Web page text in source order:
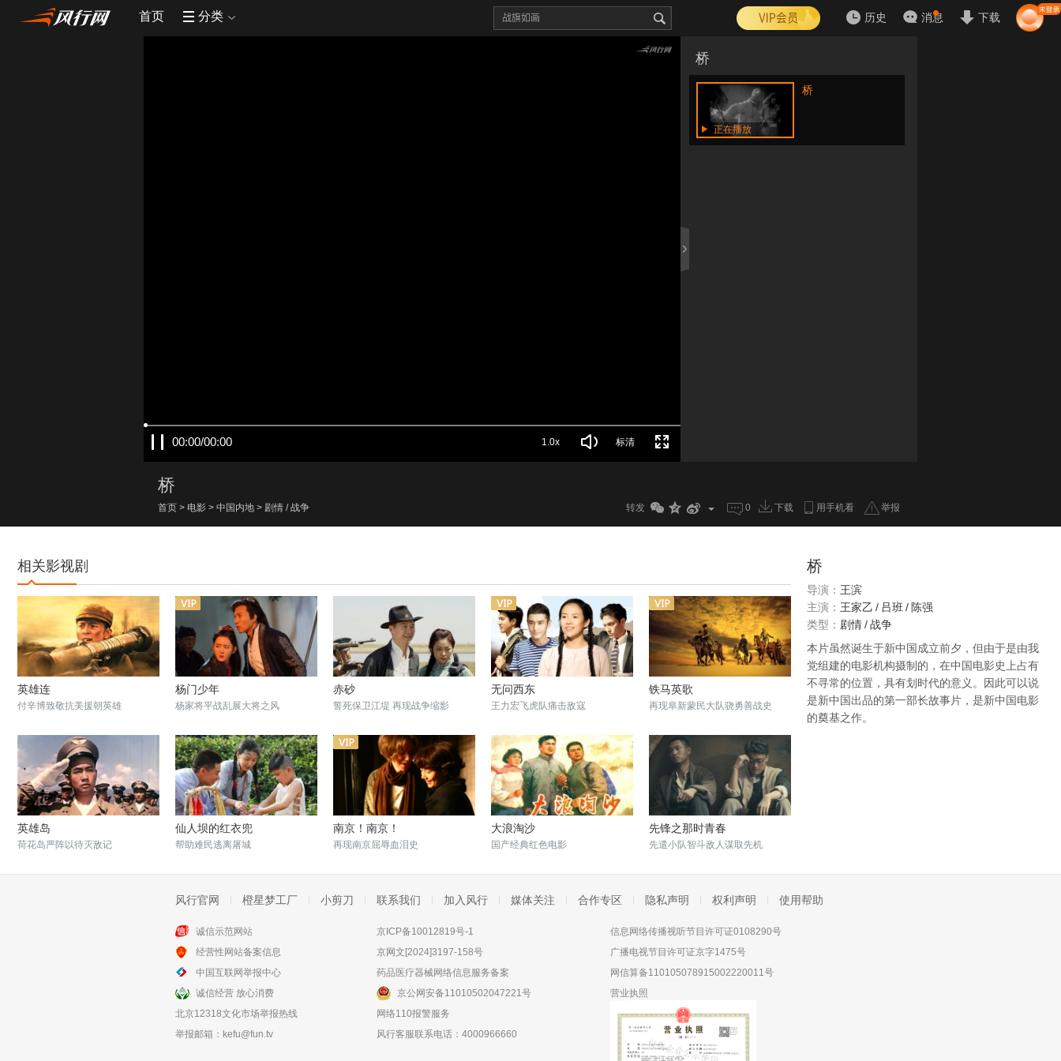
首页 分类 历史 消息 下载
00:00/00:00 1.0x 标清
桥
正在播放
桥
桥
首页 > 电影 > 中国内地 > 剧情 / 战争 转发 0 下载 用手机看 举报
相关影视剧
英雄连
付辛博致敬抗美援朝英雄
杨门少年
杨家将平战乱展大将之风
赤砂
誓死保卫江堤 再现战争缩影
无问西东
王力宏飞虎队痛击敌寇
铁马英歌
再现阜新蒙民大队骁勇善战史
英雄岛
荷花岛严阵以待灭敌记
仙人坝的红衣兜
帮助难民逃离屠城
南京！南京！
再现南京屈辱血泪史
大浪淘沙
国产经典红色电影
先锋之那时青春
先遣小队智斗敌人谋取先机
方珍珠
桥
导演： 王滨
主演： 王家乙 / 吕班 / 陈强
类型： 剧情/战争
本片虽然诞生于新中国成立前夕，但由于是由我
党组建的电影机构摄制的，在中国电影史上占有
不寻常的位置，具有划时代的意义。因此可以说
是新中国出品的第一部长故事片，是新中国电影
的奠基之作。
风行官网 橙星梦工厂 小剪刀 联系我们 加入风行 媒体关注 合作专区 隐私声明 权利声明 使用帮助
诚信示范网站
经营性网站备案信息
中国互联网举报中心
诚信经营 放心消费
北京12318文化市场举报热线
举报邮箱： kefu@fun.tv
京ICP备10012819号-1
京网文[2024]3197-158号
药品医疗器械网络信息服务备案
京公网安备11010502047221号
网络110报警服务
风行客服联系电话：4000966660
信息网络传播视听节目许可证0108290号
广播电视节目许可证京字1475号
网信算备110105078915002220011号
营业执照